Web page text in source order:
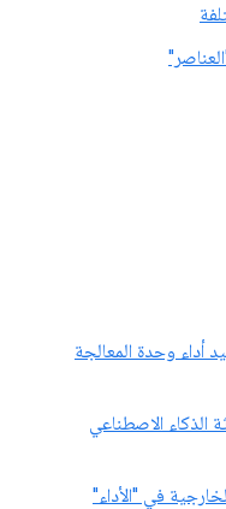
أداء وحدة المعالجة
الذكاء الاصطناعي
في "الأداء"